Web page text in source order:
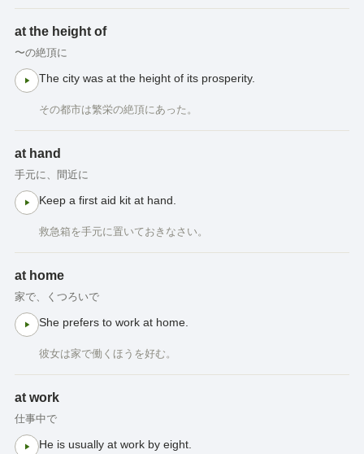
at the height of
〜の絶頂に
The city was at the height of its prosperity.
その都市は繁栄の絶頂にあった。
at hand
手元に、間近に
Keep a first aid kit at hand.
救急箱を手元に置いておきなさい。
at home
家で、くつろいで
She prefers to work at home.
彼女は家で働くほうを好む。
at work
仕事中で
He is usually at work by eight.